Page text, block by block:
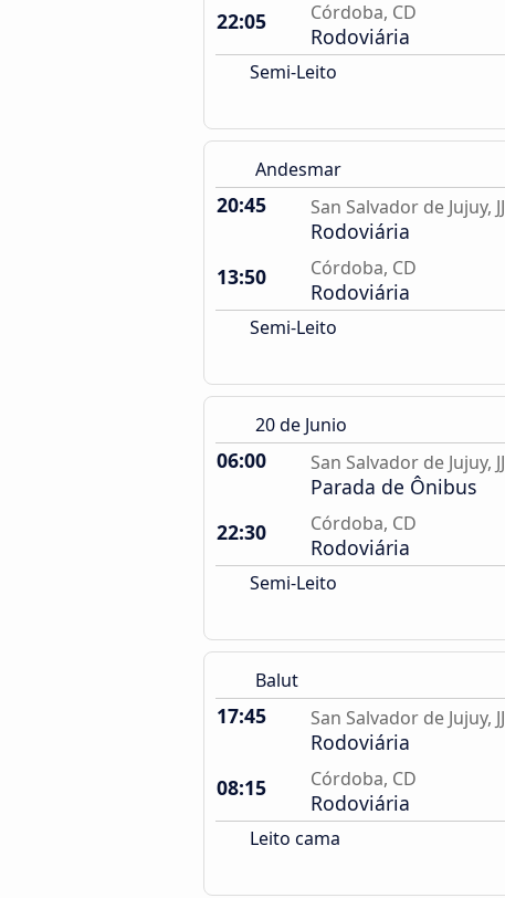
22:05
Córdoba, CD
Rodoviária
Semi-Leito
Andesmar
20:45 San Salvador de Jujuy, JJ
Rodoviária
13:50
Córdoba, CD
Rodoviária
Semi-Leito
20 de Junio
06:00 San Salvador de Jujuy, JJ
Parada de Ônibus
22:30
Córdoba, CD
Rodoviária
Semi-Leito
Balut
17:45 San Salvador de Jujuy, JJ
Rodoviária
08:15
Córdoba, CD
Rodoviária
Leito cama